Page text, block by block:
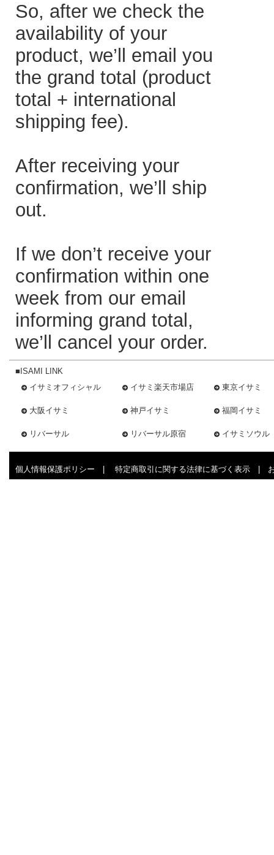
So, after we check the
availability of your
product, we’ll email you
the grand total (product
total + international
shipping fee).
After receiving your
confirmation, we’ll ship
out.
If we don’t receive your
confirmation within one
week from our email
informing grand total,
we’ll cancel your order.
■ISAMI LINK
イサミオフィシャル
イサミ楽天市場店 東京イサミ
大阪イサミ 神戸イサミ 福岡イサミ
リバーサル リバーサル原宿 イサミソウル
個人情報保護ポリシー 特定商取引に関する法律に基づく表示